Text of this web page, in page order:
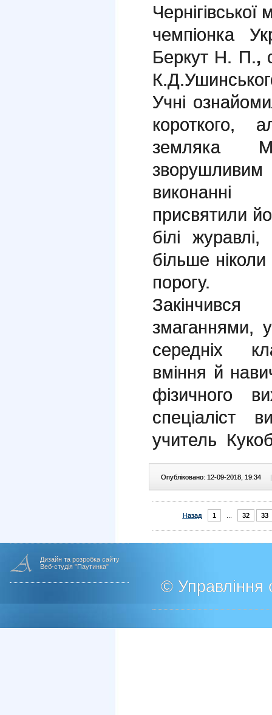
чемпіонка
Беркут Н. П.,
Учні
короткого,
земляка
виконанні
присвятили
білі
більше
порогу.
змаганнями,
середніх
вміння й
фізичного
спеціаліст
учитель
Опубліковано: 12-09-2018, 19:34 |
Назад 1 32 33
Дизайн та розробка сайту
Веб-студія "Паутинка"
© Управління